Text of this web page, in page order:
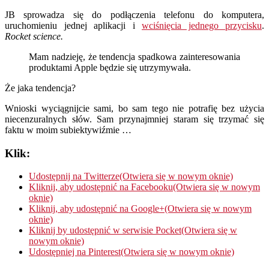
JB sprowadza się do podłączenia telefonu do komputera,
uruchomieniu jednej aplikacji i wciśnięcia jednego przycisku.
Rocket science.
Mam nadzieję, że tendencja spadkowa zainteresowania
produktami Apple będzie się utrzymywała.
Że jaka tendencja?
Wnioski wyciągnijcie sami, bo sam tego nie potrafię bez użycia
niecenzuralnych słów. Sam przynajmniej staram się trzymać się
faktu w moim subiektywiźmie …
Klik:
Udostępnij na Twitterze(Otwiera się w nowym oknie)
Kliknij, aby udostępnić na Facebooku(Otwiera się w nowym
oknie)
Kliknij, aby udostępnić na Google+(Otwiera się w nowym
oknie)
Kliknij by udostępnić w serwisie Pocket(Otwiera się w
nowym oknie)
Udostępniej na Pinterest(Otwiera się w nowym oknie)